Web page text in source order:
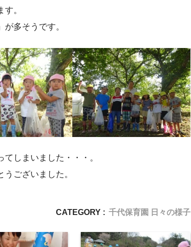
。
多そうです。
しまいました・・・。
ございました。
CATEGORY : 千代保育園 日々の様子